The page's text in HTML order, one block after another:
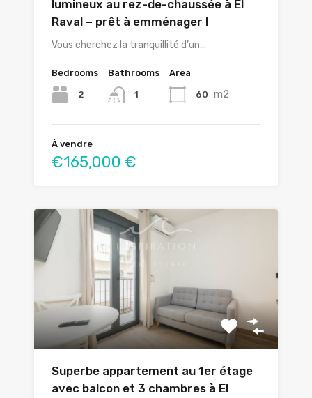
lumineux au rez-de-chaussée à El
Raval – prêt à emménager !
Vous cherchez la tranquillité d’un…
Bedrooms
2
Bathrooms
1
Area
60 m2
À vendre
€165,000 €
Superbe appartement au 1er étage
avec balcon et 3 chambres à El